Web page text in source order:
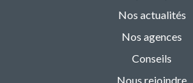
Nos actualités
Nos agences
Conseils
Nous rejoindre